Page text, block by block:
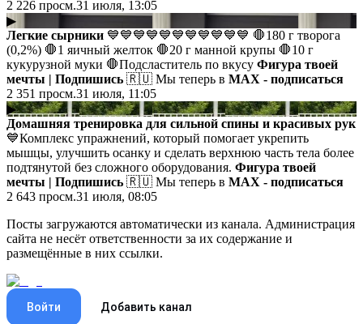
2 226 просм.31 июля, 13:05
▶
Легкие сырники 💙💙💙💙💙💙💙💙💙💙💙 🛑180 г творога
(0,2%) 🛑1 яичный желток 🛑20 г манной крупы 🛑10 г
кукурузной муки 🛑Подсластитель по вкусу Фигура твоей
мечты | Подпишись 🇷🇺 Мы теперь в MAX - подписаться
2 351 просм.31 июля, 11:05
▶
Домашняя тренировка для сильной спины и красивых рук
💙Комплекс упражнений, который помогает укрепить
мышцы, улучшить осанку и сделать верхнюю часть тела более
подтянутой без сложного оборудования. Фигура твоей
мечты | Подпишись 🇷🇺 Мы теперь в MAX - подписаться
2 643 просм.31 июля, 08:05
Посты загружаются автоматически из канала. Администрация
сайта не несёт ответственности за их содержание и
размещённые в них ссылки.
Войти Добавить канал